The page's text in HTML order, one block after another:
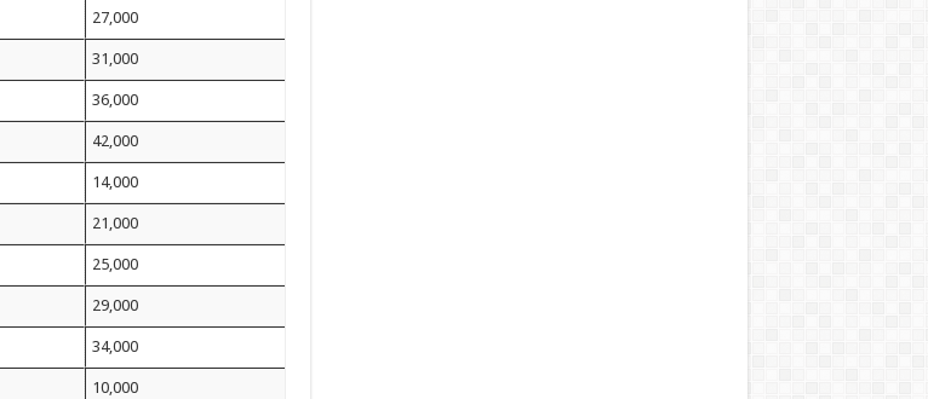
27,000
31,000
36,000
42,000
14,000
21,000
25,000
29,000
34,000
10,000